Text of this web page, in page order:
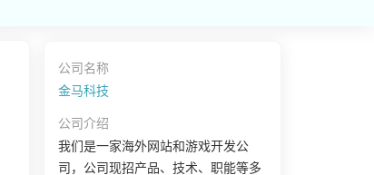
公司名称
金马科技
公司介绍
我们是一家海外网站和游戏开发公
司，公司现招产品、技术、职能等多